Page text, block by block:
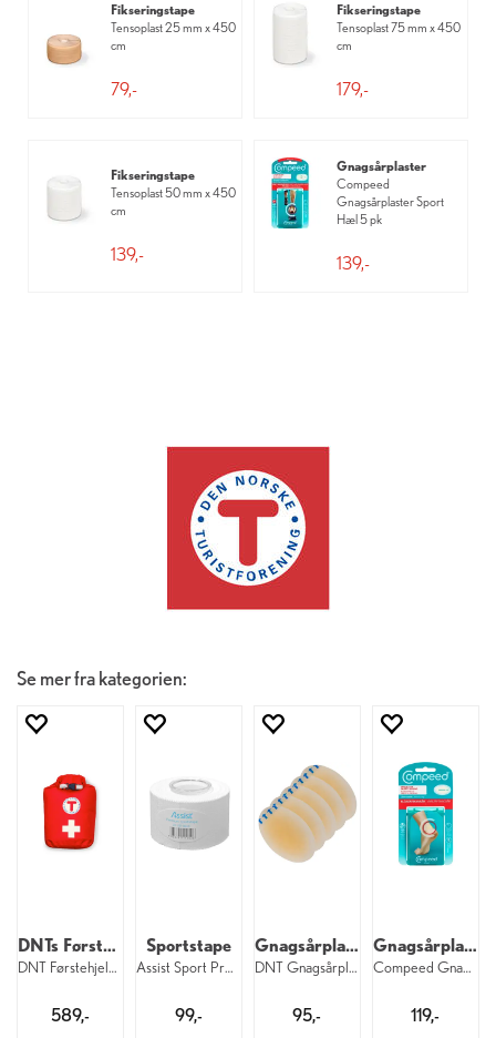
Fikseringstape
Tensoplast 25 mm x 450
cm
79,-
Fikseringstape
Tensoplast 75 mm x 450
cm
179,-
Fikseringstape
Tensoplast 50 mm x 450
cm
139,-
Gnagsårplaster
Compeed
Gnagsårplaster Sport
Hæl 5 pk
139,-
Se mer fra kategorien:
DNTs Førstehjelpspose
DNT Førstehjelpspose
589,-
Sportstape
Assist Sport Premium Sportstape
99,-
Gnagsårplaster
DNT Gnagsårplaster 5 pk
95,-
Gnagsårplaster
Compeed Gnagsårplaster Medium 5 pk
119,-